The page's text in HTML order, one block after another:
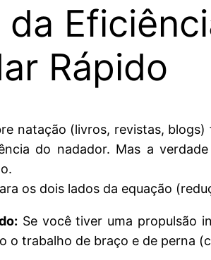
da
Rápido
natação (livros, revistas,
do nadador. Mas a
os dois lados da equação
Se você tiver uma propulsão
o trabalho de braço e de perna